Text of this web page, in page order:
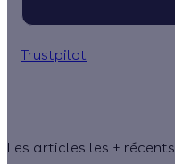
Trustpilot
Les articles les + récents